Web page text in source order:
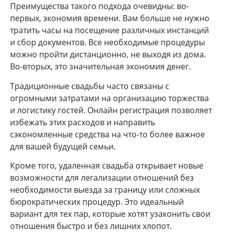
Преимущества такого подхода очевидны: во-
первых, экономия времени. Вам больше не нужно
тратить часы на посещение различных инстанций
и сбор документов. Все необходимые процедуры
можно пройти дистанционно, не выходя из дома.
Во-вторых, это значительная экономия денег.
Традиционные свадьбы часто связаны с
огромными затратами на организацию торжества
и логистику гостей. Онлайн регистрация позволяет
избежать этих расходов и направить
сэкономленные средства на что-то более важное
для вашей будущей семьи.
Кроме того, удаленная свадьба открывает новые
возможности для легализации отношений без
необходимости выезда за границу или сложных
бюрократических процедур. Это идеальный
вариант для тех пар, которые хотят узаконить свои
отношения быстро и без лишних хлопот.